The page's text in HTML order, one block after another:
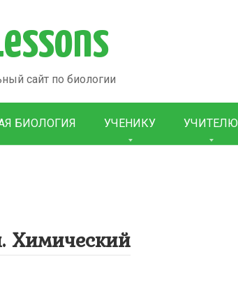
сайт по биологии
БИОЛОГИЯ УЧЕНИКУ УЧИТЕЛЮ
Химический